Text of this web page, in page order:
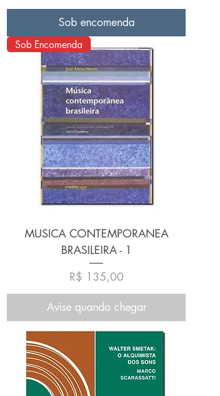
Sob encomenda
Sob Encomenda
MUSICA CONTEMPORANEA
BRASILEIRA - 1
Preço
R$ 135,00
Avise quando chegar